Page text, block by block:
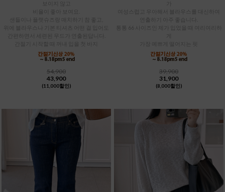
비율이 좋아 보여요.
샌들이나 플랫슈즈랑 매치하기 참 좋고,
위에 블라우스나 기본 티셔츠 어떤 걸 입어도
간편하면서 세련된 무드가 연출된답니다.
간절기 시작할 때 꺼내 입을 첫 바지
54,900
43,900
(11,000할인)
여성스럽고 우아해서 블라우스를 대신하여
연출하기 아주 좋습니다.
통통 66 사이즈인 제가 입었을 때 여리여리하
가장 예쁘게 떨어지는 핏
39,900
31,900
(8,000할인)